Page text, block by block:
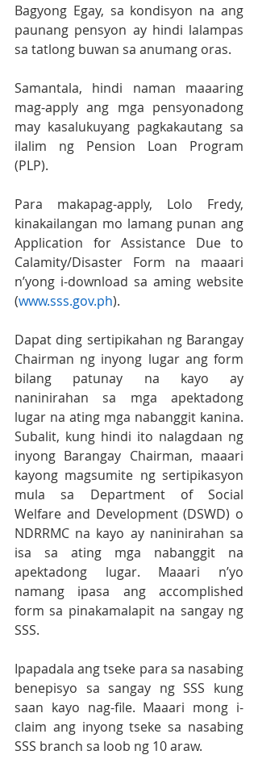
Bagyong Egay, sa kondisyon na ang
paunang pensyon ay hindi lalampas
sa tatlong buwan sa anumang oras.
Samantala, hindi naman maaaring
mag-apply ang mga pensyonadong
may kasalukuyang pagkakautang sa
ilalim ng Pension Loan Program
(PLP).
Para makapag-apply, Lolo Fredy,
kinakailangan mo lamang punan ang
Application for Assistance Due to
Calamity/Disaster Form na maaari
n’yong i-download sa aming website
(www.sss.gov.ph).
Dapat ding sertipikahan ng Barangay
Chairman ng inyong lugar ang form
bilang patunay na kayo ay
naninirahan sa mga apektadong
lugar na ating mga nabanggit kanina.
Subalit, kung hindi ito nalagdaan ng
inyong Barangay Chairman, maaari
kayong magsumite ng sertipikasyon
mula sa Department of Social
Welfare and Development (DSWD) o
NDRRMC na kayo ay naninirahan sa
isa sa ating mga nabanggit na
apektadong lugar. Maaari n’yo
namang ipasa ang accomplished
form sa pinakamalapit na sangay ng
SSS.
Ipapadala ang tseke para sa nasabing
benepisyo sa sangay ng SSS kung
saan kayo nag-file. Maaari mong i-
claim ang inyong tseke sa nasabing
SSS branch sa loob ng 10 araw.